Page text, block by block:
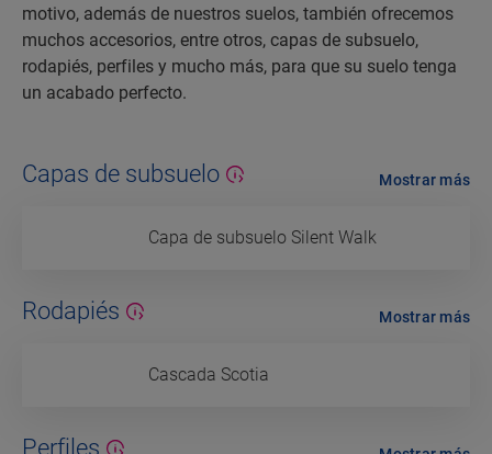
motivo, además de nuestros suelos, también ofrecemos
muchos accesorios, entre otros, capas de subsuelo,
rodapiés, perfiles y mucho más, para que su suelo tenga
un acabado perfecto.
Capas de subsuelo
Capa de subsuelo Silent Walk
Mostrar más
Rodapiés
Cascada Scotia
Mostrar más
Perfiles